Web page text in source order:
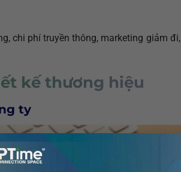
chi phí truyền thông, marketing giảm
kế thương hiệu
ty